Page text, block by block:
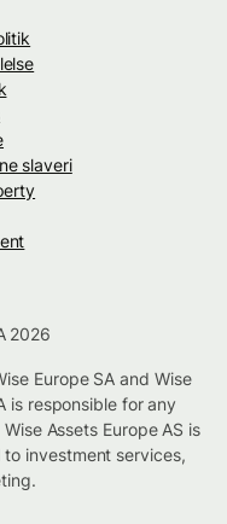
slaveri
2026
Europe SA and Wise
is responsible for any
Assets Europe AS is
investment services,